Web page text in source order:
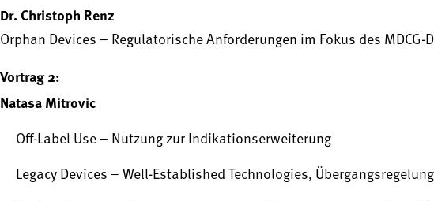
Dr. Christoph Renz
Orphan Devices – Regulatorische Anforderungen im Fokus des MDCG-
Vortrag 2:
Natasa Mitrovic
Off-Label Use – Nutzung zur Indikationserweiterung
Legacy Devices – Well-Established Technologies,